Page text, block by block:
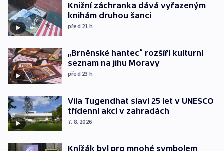
Knižní záchranka dává vyřazeným
knihám druhou šanci
před 21 h
„Brněnské hantec“ rozšíří kulturní
seznam na jihu Moravy
před 23 h
Vila Tugendhat slaví 25 let v UNESCO
třídenní akcí v zahradách
7. 8. 2026
Knížák byl pro mnohé symbolem